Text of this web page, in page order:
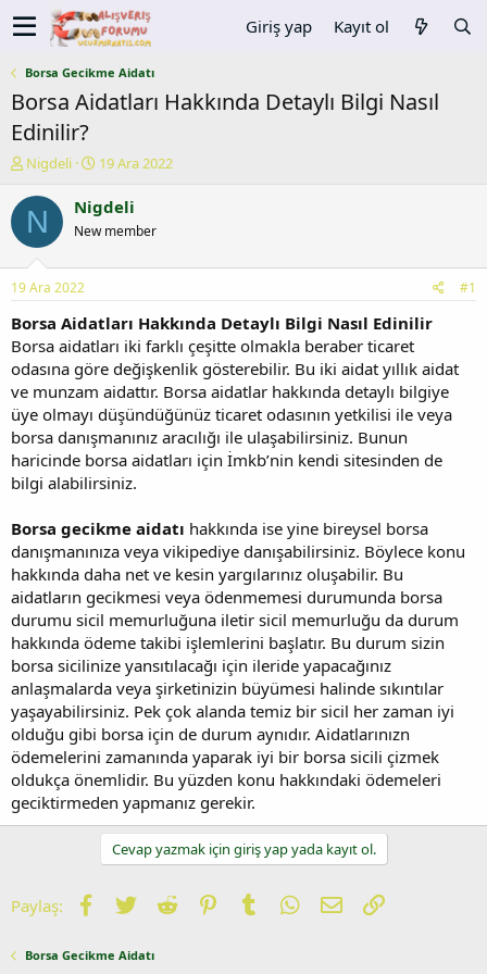
Giriş yap Kayıt ol
Borsa Gecikme Aidatı
Borsa Aidatları Hakkında Detaylı Bilgi Nasıl
Edinilir?
K
n
u
y
b
a
ş
a
t
a
n
Nigdeli
B
ş
l
a
ç
t
a
r
h
i
19 Ara 2022
N Nigdeli
New member
19 Ara 2022 #1
Borsa Aidatları Hakkında Detaylı Bilgi Nasıl Edinilir
Borsa aidatları iki farklı çeşitte olmakla beraber ticaret
odasına göre değişkenlik gösterebilir. Bu iki aidat yıllık aidat
ve munzam aidattır. Borsa aidatlar hakkında detaylı bilgiye
üye olmayı düşündüğünüz ticaret odasının yetkilisi ile veya
borsa danışmanınız aracılığı ile ulaşabilirsiniz. Bunun
haricinde borsa aidatları için İmkb’nin kendi sitesinden de
bilgi alabilirsiniz.
Borsa gecikme aidatı hakkında ise yine bireysel borsa
danışmanınıza veya vikipediye danışabilirsiniz. Böylece konu
hakkında daha net ve kesin yargılarınız oluşabilir. Bu
aidatların gecikmesi veya ödenmemesi durumunda borsa
durumu sicil memurluğuna iletir sicil memurluğu da durum
hakkında ödeme takibi işlemlerini başlatır. Bu durum sizin
borsa sicilinize yansıtılacağı için ileride yapacağınız
anlaşmalarda veya şirketinizin büyümesi halinde sıkıntılar
yaşayabilirsiniz. Pek çok alanda temiz bir sicil her zaman iyi
olduğu gibi borsa için de durum aynıdır. Aidatlarınızn
ödemelerini zamanında yaparak iyi bir borsa sicili çizmek
oldukça önemlidir. Bu yüzden konu hakkındaki ödemeleri
geciktirmeden yapmanız gerekir.
Cevap yazmak için giriş yap yada kayıt ol.
Paylaş: Facebook
TwitterReddit PinterestTumblrWhatsApp
E-postaLink
Borsa Gecikme Aidatı